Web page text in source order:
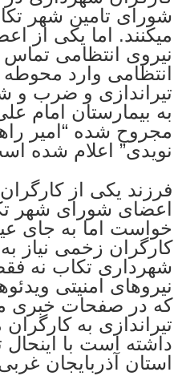
شورای تامین شهر
میکنند. اما یکی از
نیروی انتظامی تماس
انتظامی وارد
تیراندازی و ضرب و
به بیمارستان امام
مجروح شده “امیر
نویدی” اعلام شده
فرزند یکی از
اعضای شورای شهر
خواست اما به جای
کارگران زخمی نیاز
شهرداری تکاب نه
نیروهای امنیتی
که در صفحات خبری
تیراندازی به
داشته است با
استان آذربایجان